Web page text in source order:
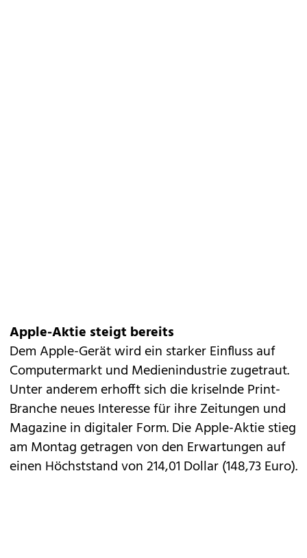
Apple-Aktie steigt bereits
Dem Apple-Gerät wird ein starker Einfluss auf
Computermarkt und Medienindustrie zugetraut.
Unter anderem erhofft sich die kriselnde Print-
Branche neues Interesse für ihre Zeitungen und
Magazine in digitaler Form. Die Apple-Aktie stieg
am Montag getragen von den Erwartungen auf
einen Höchststand von 214,01 Dollar (148,73 Euro).